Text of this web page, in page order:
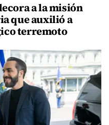
a la misión
que auxilió a
terremoto